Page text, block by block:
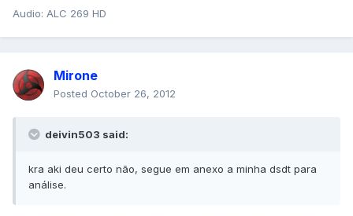
Audio: ALC 269 HD
Mirone
Posted October 26, 2012
deivin503 said:
kra aki deu certo não, segue em anexo a minha dsdt para
análise.